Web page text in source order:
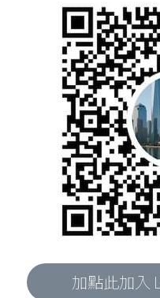
加點此加入